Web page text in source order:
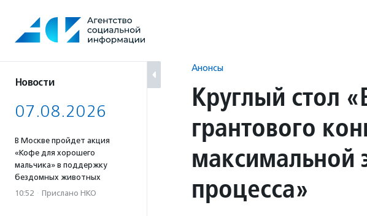
содержанию
Новости
07.08.2026
В Москве пройдет акция
«Кофе для хорошего
мальчика» в поддержку
бездомных животных
10:52 · Прислано НКО
Анонсы
Круглый стол
грантового
максимальной
процесса»